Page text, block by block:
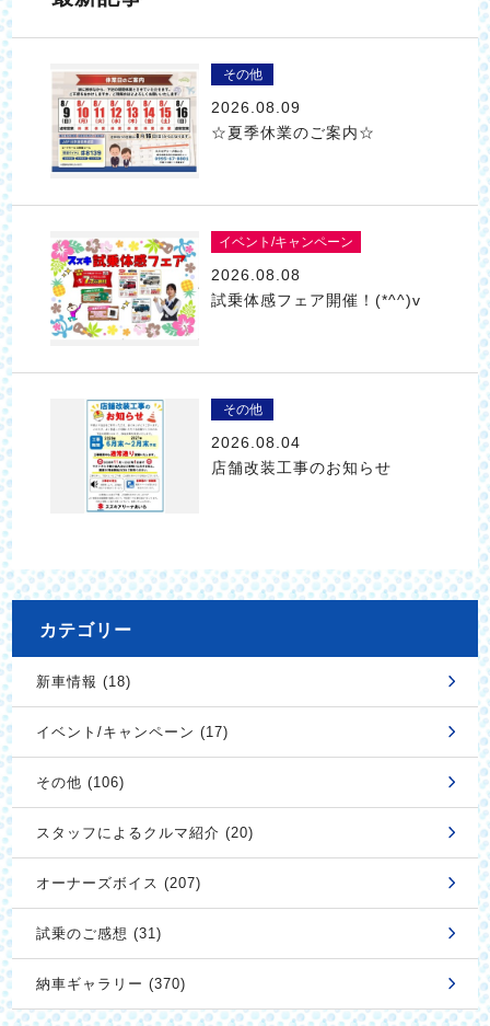
その他
2026.08.09
☆夏季休業のご案内☆
イベント/キャンペーン
2026.08.08
試乗体感フェア開催！(*^^)v
その他
2026.08.04
店舗改装工事のお知らせ
カテゴリー
新車情報 (18)
イベント/キャンペーン (17)
その他 (106)
スタッフによるクルマ紹介 (20)
オーナーズボイス (207)
試乗のご感想 (31)
納車ギャラリー (370)